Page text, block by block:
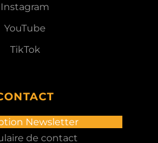
Instagram
YouTube
TikTok
Newsletter
de contact